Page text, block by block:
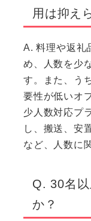
用は抑え
A. 料理や返礼
め、人数を少
す。また、う
要性が低いオ
少人数対応プ
し、搬送、安
など、人数に
Q. 30名
か？